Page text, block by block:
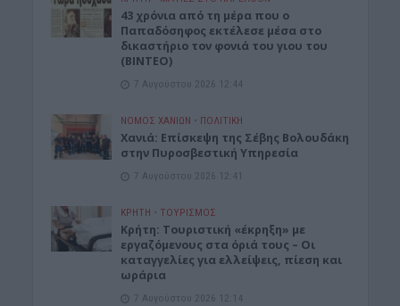
43 χρόνια από τη μέρα που ο
Παπαδόσηφος εκτέλεσε μέσα στο
δικαστήριο τον φονιά του γιου του
(ΒΙΝΤΕΟ)
7 Αυγούστου 2026 12:44
ΝΟΜΌΣ ΧΑΝΊΩΝ • ΠΟΛΙΤΙΚΗ
Xανιά: Επίσκεψη της Σέβης Βολουδάκη
στην Πυροσβεστική Υπηρεσία
7 Αυγούστου 2026 12:41
ΚΡΗΤΗ • ΤΟΥΡΙΣΜΟΣ
Κρήτη: Τουριστική «έκρηξη» με
εργαζόμενους στα όριά τους – Οι
καταγγελίες για ελλείψεις, πίεση και
ωράρια
7 Αυγούστου 2026 12:14